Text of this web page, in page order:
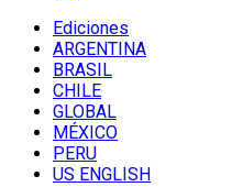
Ediciones
ARGENTINA
BRASIL
CHILE
GLOBAL
MÉXICO
PERU
US ENGLISH